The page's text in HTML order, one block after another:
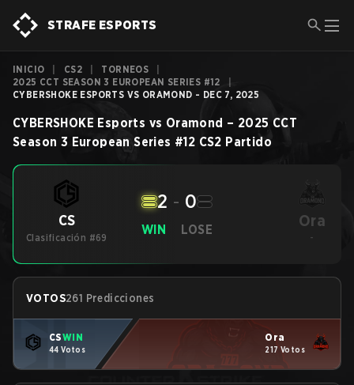
STRAFE ESPORTS
INICIO CS2 TORNEOS
2025 CCT SEASON 3 EUROPEAN SERIES #12
CYBERSHOKE ESPORTS VS ORAMOND - DEC 7, 2025
CYBERSHOKE Esports vs Oramond – 2025 CCT
Season 3 European Series #12 CS2 Partido
CS
Clasificación #69
WIN
2 - 0
LOSE Ora
-
VOTOS261 Predicciones
CSWIN
44 Votos
Ora
217 Votos